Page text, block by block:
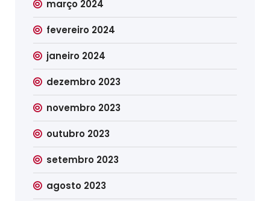
março 2024
fevereiro 2024
janeiro 2024
dezembro 2023
novembro 2023
outubro 2023
setembro 2023
agosto 2023